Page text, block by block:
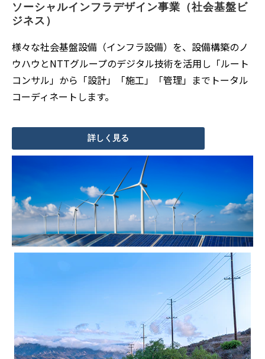
ソーシャルインフラデザイン事業（社会基盤ビ
ジネス）
様々な社会基盤設備（インフラ設備）を、設備構築のノ
ウハウとNTTグループのデジタル技術を活用し「ルート
コンサル」から「設計」「施工」「管理」までトータル
コーディネートします。
詳しく見る